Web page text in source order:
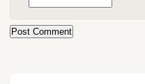
Post Comment